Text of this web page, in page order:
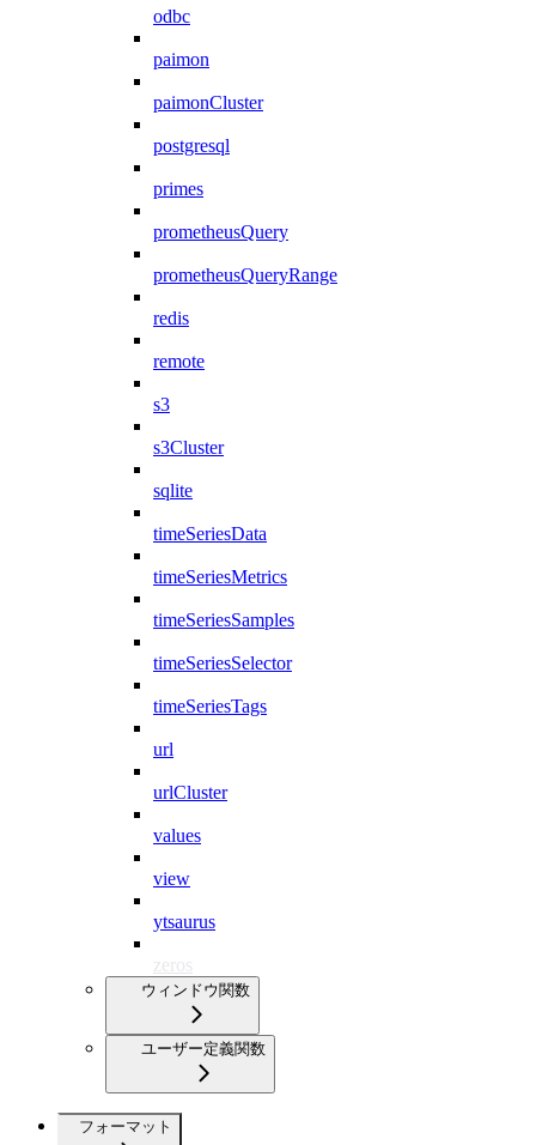
odbc
paimon
paimonCluster
postgresql
primes
prometheusQuery
prometheusQueryRange
redis
remote
s3
s3Cluster
sqlite
timeSeriesData
timeSeriesMetrics
timeSeriesSamples
timeSeriesSelector
timeSeriesTags
url
urlCluster
values
view
ytsaurus
zeros
ウィンドウ関数
ユーザー定義関数
フォーマット